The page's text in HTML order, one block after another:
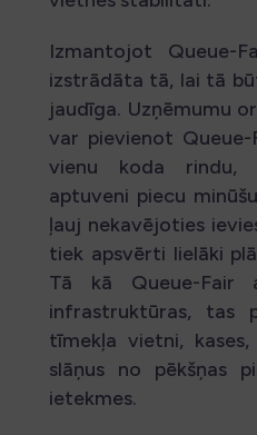
Izmantojot Queue-
izstrādāta tā, lai tā
jaudīga. Uzņēmumu
var pievienot
vienu koda rindu,
aptuveni piecu
ļauj nekavējoties
tiek apsvērti lielāki
Tā kā Queue-Fair
infrastruktūras, tas
tīmekļa vietni,
slāņus no pēkšņas
ietekmes.